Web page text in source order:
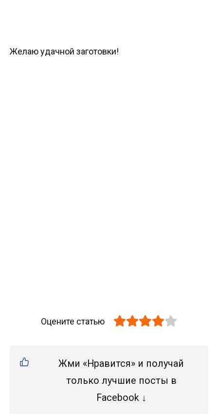
Желаю удачной заготовки!
Оцените статью
Жми «Нравится» и получай
только лучшие посты в
Facebook ↓